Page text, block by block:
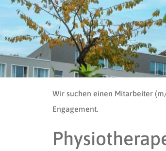
Wir suchen einen Mitarbeiter
Engagement.